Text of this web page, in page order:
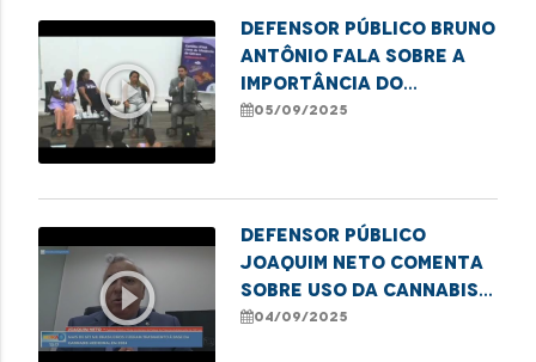
reincidência no sistema
play_circle_outline
Defensor público Bruno
Antônio fala sobre a
importância do
posicionamento
violências de gênero,
05/09/2025
play_circle_outline
Defensor público
Joaquim Neto comenta
sobre uso da Cannabis
medicinal
04/09/2025